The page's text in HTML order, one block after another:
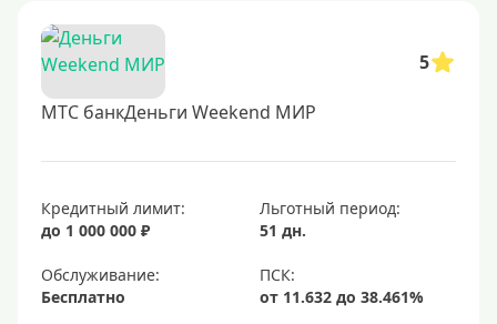
5
МТС банкДеньги Weekend МИР
Кредитный лимит:
до 1 000 000 ₽
Льготный период:
51 дн.
Обслуживание:
Бесплатно